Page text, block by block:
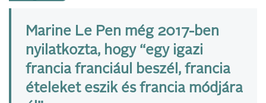
Marine Le Pen még 2017-ben
nyilatkozta, hogy “egy igazi
francia franciául beszél, francia
ételeket eszik és francia módjára